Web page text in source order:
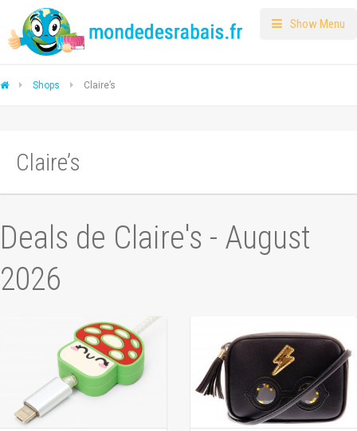
Show Menu
Shops Claire’s
Claire’s
Deals de Claire's - August
2026